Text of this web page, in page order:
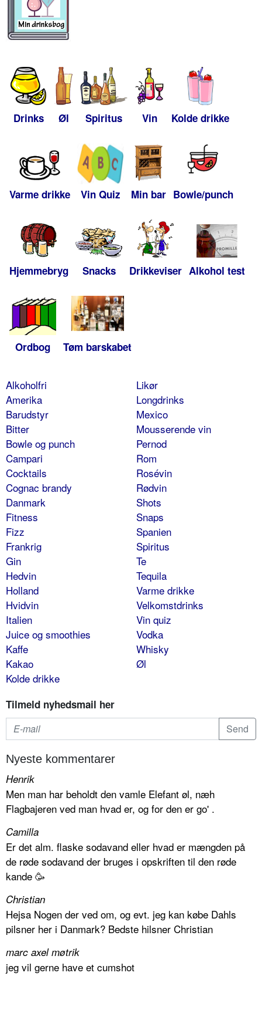
Drinks Øl Spiritus Vin Kolde drikke
Varme drikke Vin Quiz Min bar Bowle/punch
Hjemmebryg Snacks Drikkeviser Alkohol test
Ordbog Tøm barskabet
Alkoholfri
Amerika
Barudstyr
Bitter
Bowle og punch
Campari
Cocktails
Cognac brandy
Danmark
Fitness
Fizz
Frankrig
Gin
Hedvin
Holland
Hvidvin
Italien
Juice og smoothies
Kaffe
Kakao
Kolde drikke
Likør
Longdrinks
Mexico
Mousserende vin
Pernod
Rom
Rosévin
Rødvin
Shots
Snaps
Spanien
Spiritus
Te
Tequila
Varme drikke
Velkomstdrinks
Vin quiz
Vodka
Whisky
Øl
Tilmeld nyhedsmail her
Nyeste kommentarer
Henrik
Men man har beholdt den vamle Elefant øl, næh
Flagbajeren ved man hvad er, og for den er go' .
Camilla
Er det alm. flaske sodavand eller hvad er mængden på
de røde sodavand der bruges i opskriften til den røde
kande 🥳
Christian
Hejsa Nogen der ved om, og evt. jeg kan købe Dahls
pilsner her i Danmark? Bedste hilsner Christian
marc axel møtrik
jeg vil gerne have et cumshot